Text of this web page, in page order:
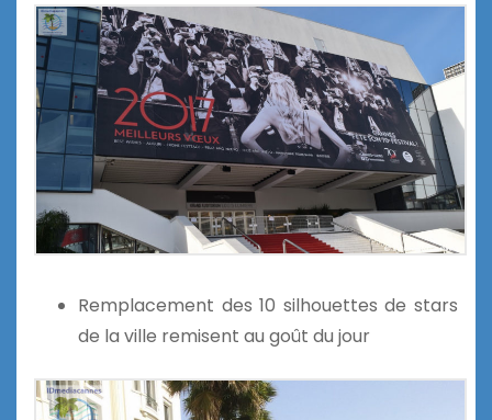
Remplacement des 10 silhouettes de stars
de la ville remisent au goût du jour